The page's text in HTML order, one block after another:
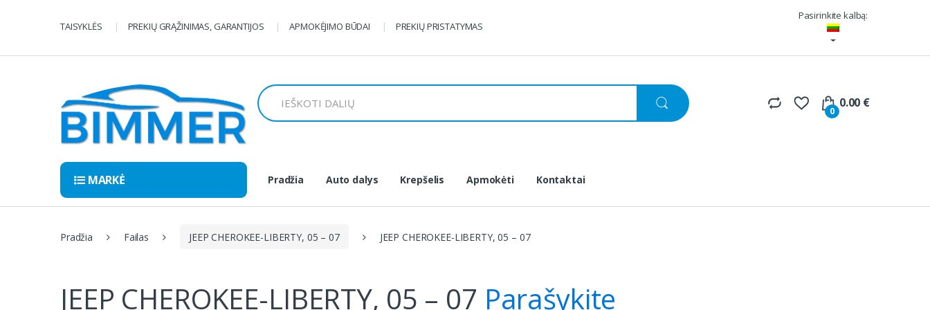
TAISYKLĖS PREKIŲ GRĄŽINIMAS, GARANTIJOS APMOKĖJIMO BŪDAI PREKIŲ PRISTATYMAS
Pasirinkite kalbą:
Ieškoti:
0
0.00 €
MARKĖ Pradžia Auto dalys Krepšelis Apmokėti Kontaktai
Pradžia Failas JEEP CHEROKEE-LIBERTY, 05 – 07 JEEP CHEROKEE-LIBERTY, 05 – 07
JEEP CHEROKEE-LIBERTY, 05 – 07 Parašykite